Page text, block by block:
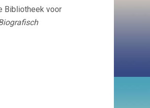
Bibliotheek voor